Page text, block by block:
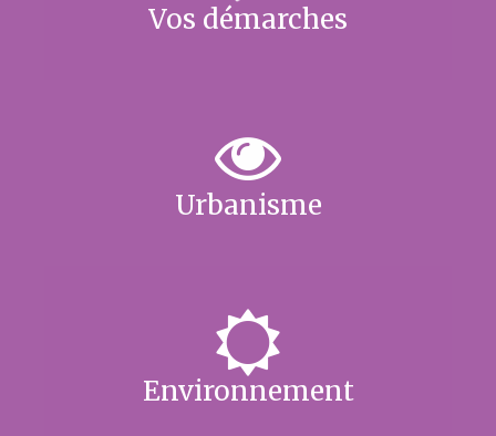
Vos démarches
Urbanisme
Environnement